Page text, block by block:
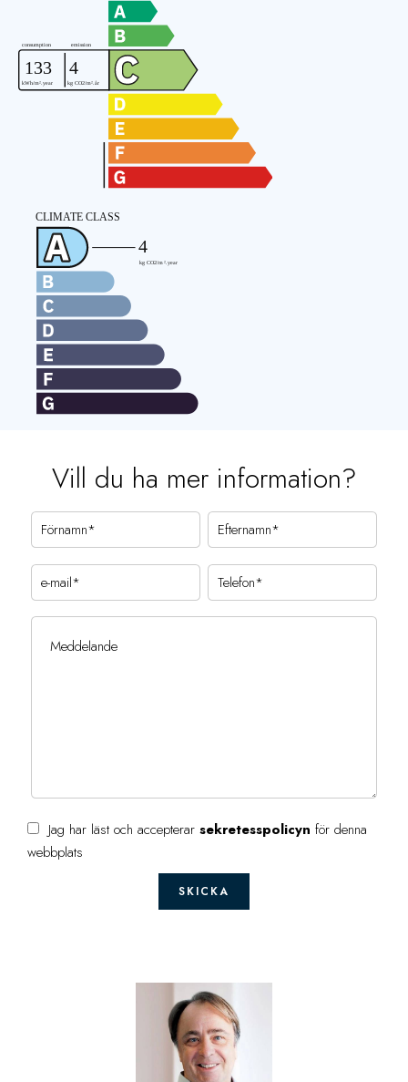
Vill du ha mer information?
Jag har läst och accepterar sekretesspolicyn för denna
webbplats
SKICKA